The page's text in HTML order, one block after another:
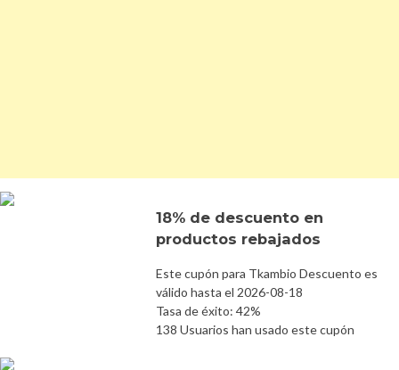
18% de descuento en
productos rebajados
Este cupón para Tkambio Descuento es
válido hasta el 2026-08-18
Tasa de éxito: 42%
138 Usuarios han usado este cupón